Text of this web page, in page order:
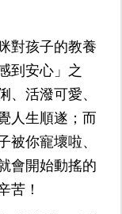
對孩子的教養
到安心」之
、活潑可愛、
人生順遂；而
被你寵壞啦、
會開始動搖的
苦！